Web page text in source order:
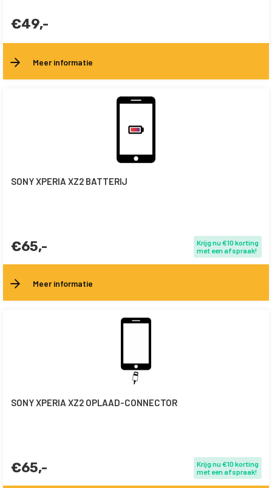
€49,-
Meer informatie
SONY XPERIA XZ2 BATTERIJ
€65,-
Krijg nu €10 korting
met een afspraak!
Meer informatie
SONY XPERIA XZ2 OPLAAD-CONNECTOR
€65,-
Krijg nu €10 korting
met een afspraak!